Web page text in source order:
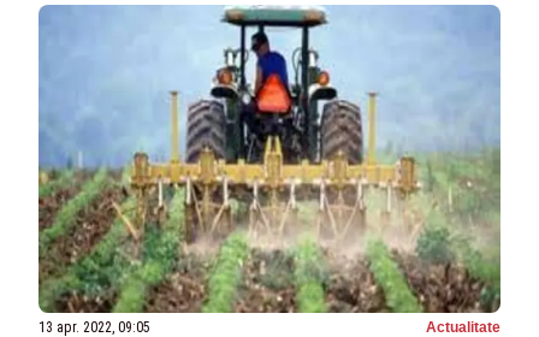
13 apr. 2022, 09:05 Actualitate